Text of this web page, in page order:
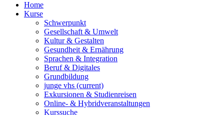
Home
Kurse
Schwerpunkt
Gesellschaft & Umwelt
Kultur & Gestalten
Gesundheit & Ernährung
Sprachen & Integration
Beruf & Digitales
Grundbildung
junge vhs (current)
Exkursionen & Studienreisen
Online- & Hybridveranstaltungen
Kurssuche